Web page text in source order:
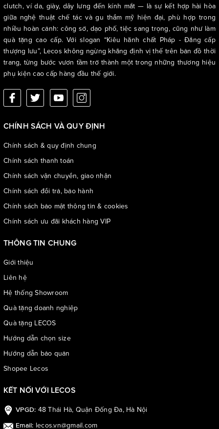
Lưu ý: đối với kích thước, do có thể phương pháp đo lường khác
nhau nên sẽ có sai số từ 1-3cm
clutch, ví da, giày, dây lưng đến kính mắt — là sự kết hợp hài hòa
giữa nghệ thuật chế tác và gu thẩm mỹ hiện đại, phù hợp trong
nhiều hoàn cảnh: công sở, dạo phố, tiệc sang trọng, cũng như làm
quà tặng cao cấp. Với slogan “Kiêu hãnh chất Pháp - Đẳng cấp
thượng lưu”, Lecos không ngừng khẳng định vị thế trên bản đồ thời
trang, từng bước vươn tầm trở thành một trong những thương hiệu
phụ kiện cao cấp hàng đầu thế giới.
CHÍNH SÁCH VÀ QUY ĐỊNH
Chính sách & quy định chung
Chính sách thanh toán
Chính sách vận chuyển, giao nhận
Chính sách đổi trả, bảo hành
Chính sách bảo mật thông tin & cookies
Chính sách ưu đãi khách hàng VIP
THÔNG TIN CHUNG
Giới thiệu
Liên hệ
Hệ thống Showroom
Quà tặng doanh nghiệp
Quà tặng LECOS
Hướng dẫn chọn size
Hướng dẫn bảo quản
Shopee Lecos
KẾT NỐI VỚI LECOS
VPGD: 48 Thái Hà, Quận Đống Đa, Hà Nội
Email: lecos.vn@gmail.com